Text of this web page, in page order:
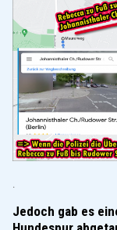
.
Jedoch gab es